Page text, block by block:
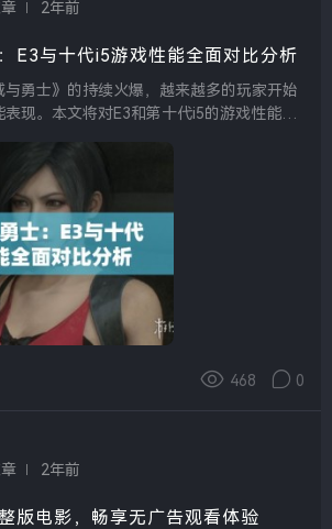
2年前
E3与十代i5游戏性能全面对比分析
与勇士》的持续火爆，越来越多的玩家开始
现。本文将对E3和第十代i5的游戏性能进
468 0
2年前
版电影，畅享无广告观看体验